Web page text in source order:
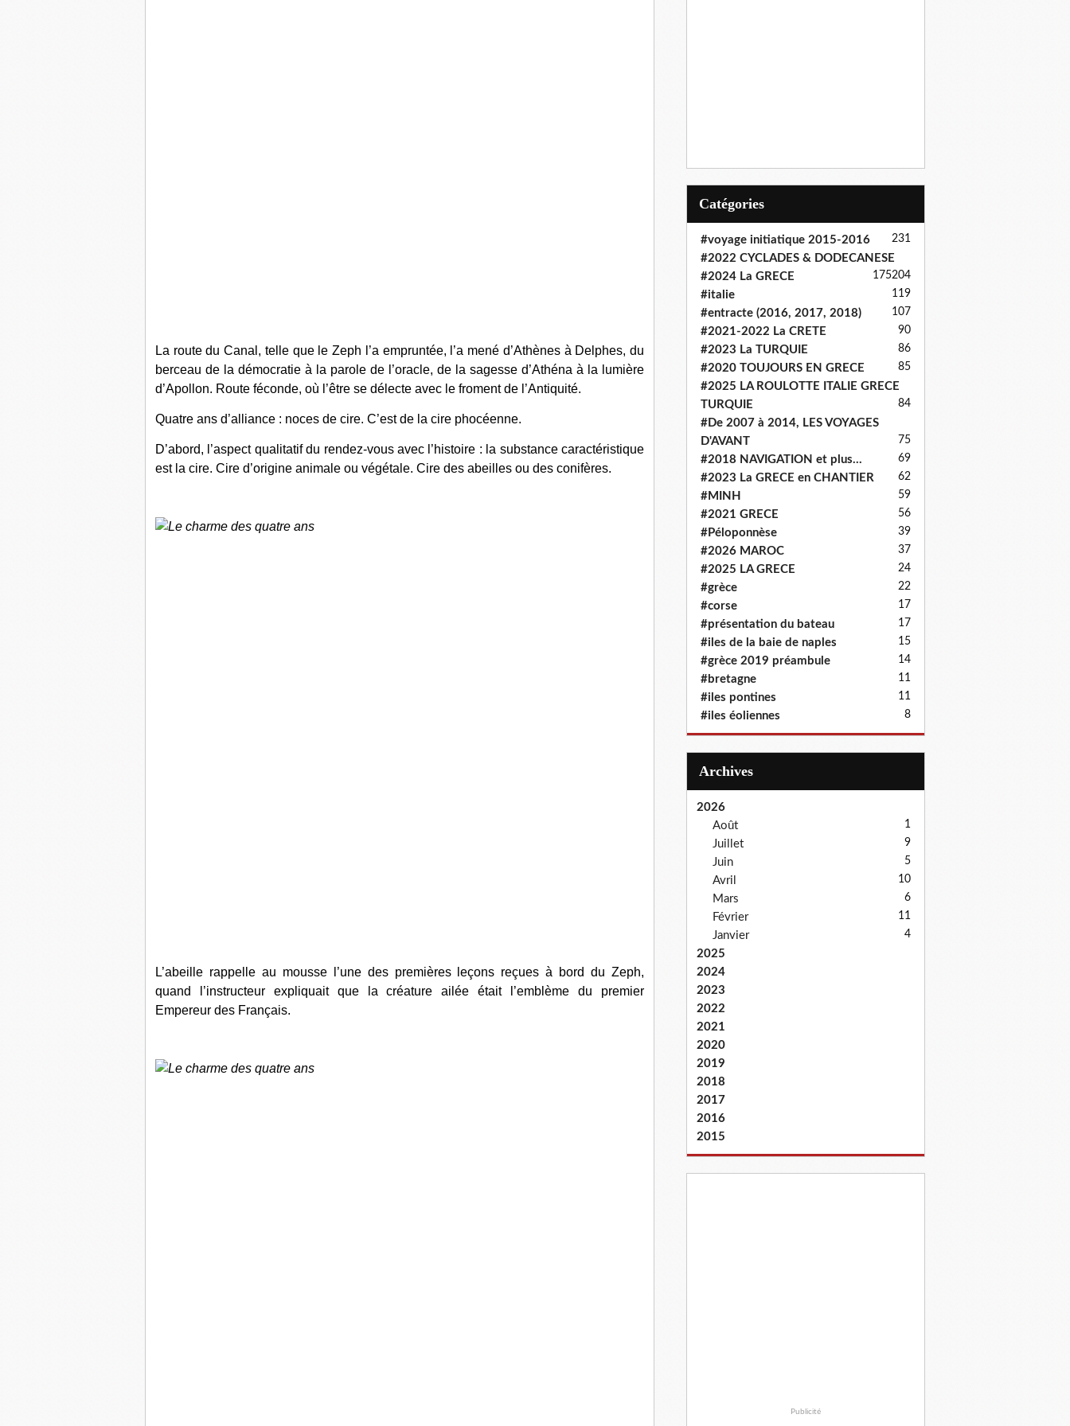
La route du Canal, telle que le Zeph l’a empruntée, l’a mené d’Athènes à Delphes, du
berceau de la démocratie à la parole de l’oracle, de la sagesse d’Athéna à la lumière
d’Apollon. Route féconde, où l’être se délecte avec le froment de l’Antiquité.
Quatre ans d’alliance : noces de cire. C’est de la cire phocéenne.
D’abord, l’aspect qualitatif du rendez-vous avec l’histoire : la substance caractéristique
est la cire. Cire d’origine animale ou végétale. Cire des abeilles ou des conifères.
L’abeille rappelle au mousse l’une des premières leçons reçues à bord du Zeph,
quand l’instructeur expliquait que la créature ailée était l’emblème du premier
Empereur des Français.
Catégories
#voyage initiatique 2015-2016 231
#2022 CYCLADES & DODECANESE
204
#2024 La GRECE 175
#italie 119
#entracte (2016, 2017, 2018) 107
#2021-2022 La CRETE 90
#2023 La TURQUIE 86
#2020 TOUJOURS EN GRECE 85
#2025 LA ROULOTTE ITALIE GRECE
TURQUIE
84
#De 2007 à 2014, LES VOYAGES
D'AVANT
75
#2018 NAVIGATION et plus... 69
#2023 La GRECE en CHANTIER 62
#MINH 59
#2021 GRECE 56
#Péloponnèse 39
#2026 MAROC 37
#2025 LA GRECE 24
#grèce 22
#corse 17
#présentation du bateau 17
#iles de la baie de naples 15
#grèce 2019 préambule 14
#bretagne 11
#iles pontines 11
#iles éoliennes 8
Archives
2026
Août
1
Juillet 9
Juin 5
Avril 10
Mars 6
Février 11
Janvier 4
2025
2024
2023
2022
2021
2020
2019
2018
2017
2016
2015
Publicité